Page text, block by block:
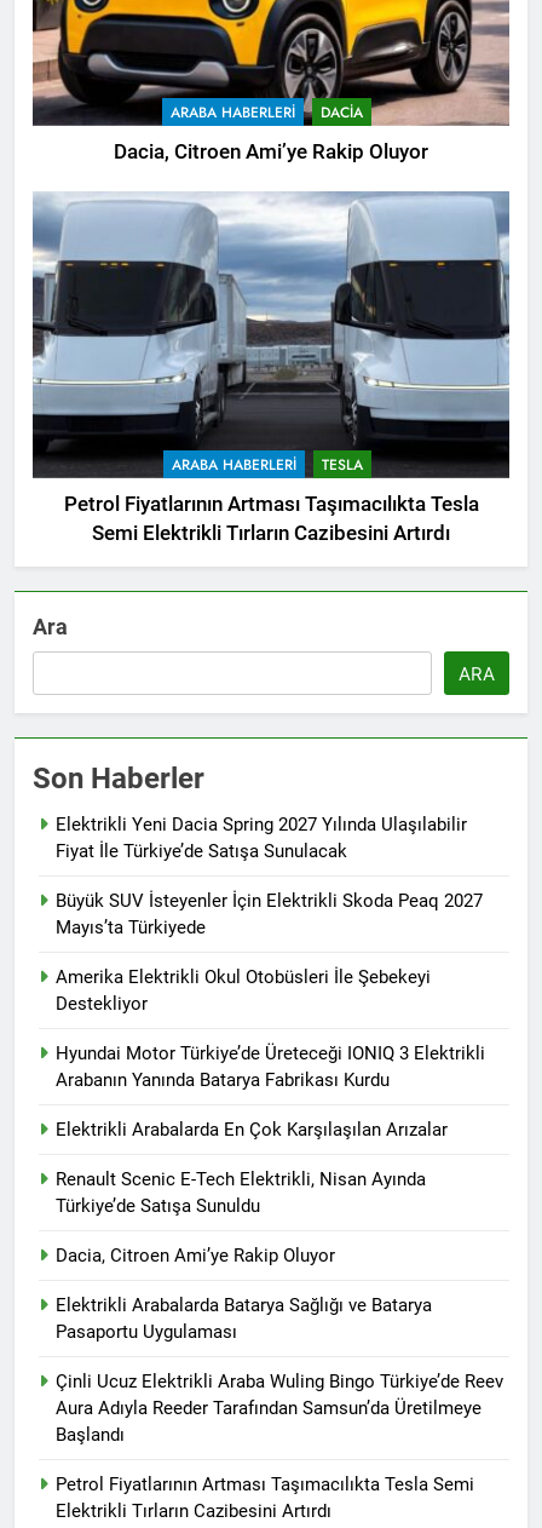
ARABA HABERLERI DACIA
Dacia, Citroen Ami’ye Rakip Oluyor
ARABA HABERLERI TESLA
Petrol Fiyatlarının Artması Taşımacılıkta Tesla
Semi Elektrikli Tırların Cazibesini Artırdı
Ara
ARA
Son Haberler
Elektrikli Yeni Dacia Spring 2027 Yılında Ulaşılabilir
Fiyat İle Türkiye’de Satışa Sunulacak
Büyük SUV İsteyenler İçin Elektrikli Skoda Peaq 2027
Mayıs’ta Türkiyede
Amerika Elektrikli Okul Otobüsleri İle Şebekeyi
Destekliyor
Hyundai Motor Türkiye’de Üreteceği IONIQ 3 Elektrikli
Arabanın Yanında Batarya Fabrikası Kurdu
Elektrikli Arabalarda En Çok Karşılaşılan Arızalar
Renault Scenic E-Tech Elektrikli, Nisan Ayında
Türkiye’de Satışa Sunuldu
Dacia, Citroen Ami’ye Rakip Oluyor
Elektrikli Arabalarda Batarya Sağlığı ve Batarya
Pasaportu Uygulaması
Çinli Ucuz Elektrikli Araba Wuling Bingo Türkiye’de Reev
Aura Adıyla Reeder Tarafından Samsun’da Üretilmeye
Başlandı
Petrol Fiyatlarının Artması Taşımacılıkta Tesla Semi
Elektrikli Tırların Cazibesini Artırdı